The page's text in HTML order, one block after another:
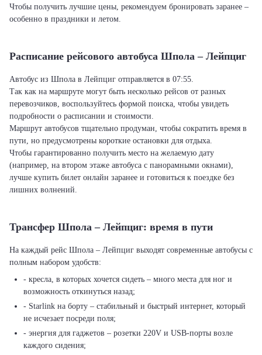
Чтобы получить лучшие цены, рекомендуем бронировать заранее –
особенно в праздники и летом.
Расписание рейсового автобуса Шпола – Лейпциг
Автобус из Шпола в Лейпциг отправляется в 07:55.
Так как на маршруте могут быть несколько рейсов от разных
перевозчиков, воспользуйтесь формой поиска, чтобы увидеть
подробности о расписании и стоимости.
Маршрут автобусов тщательно продуман, чтобы сократить время в
пути, но предусмотрены короткие остановки для отдыха.
Чтобы гарантированно получить место на желаемую дату
(например, на втором этаже автобуса с панорамными окнами),
лучше купить билет онлайн заранее и готовиться к поездке без
лишних волнений.
Трансфер Шпола – Лейпциг: время в пути
На каждый рейс Шпола – Лейпциг выходят современные автобусы с
полным набором удобств:
- кресла, в которых хочется сидеть – много места для ног и
возможность откинуться назад;
- Starlink на борту – стабильный и быстрый интернет, который
не исчезает посреди поля;
- энергия для гаджетов – розетки 220V и USB-порты возле
каждого сидения;